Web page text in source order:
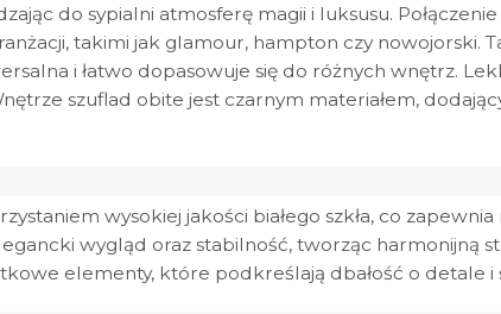
do sypialni atmosferę magii i luksusu. Połączenie
takimi jak glamour, hampton czy nowojorski.
i łatwo dopasowuje się do różnych wnętrz.
szuflad obite jest czarnym materiałem,
wysokiej jakości białego szkła, co
wygląd oraz stabilność, tworząc harmonijną
elementy, które podkreślają dbałość o detale i